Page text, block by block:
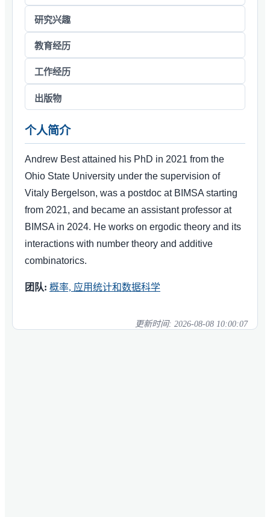
研究兴趣
教育经历
工作经历
出版物
个人简介
Andrew Best attained his PhD in 2021 from the
Ohio State University under the supervision of
Vitaly Bergelson, was a postdoc at BIMSA starting
from 2021, and became an assistant professor at
BIMSA in 2024. He works on ergodic theory and its
interactions with number theory and additive
combinatorics.
团队: 概率, 应用统计和数据科学
更新时间: 2026-08-08 10:00:07